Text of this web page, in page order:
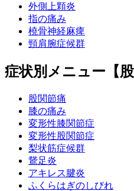
外側上顆炎
指の痛み
橈骨神経麻痺
頸肩腕症候群
症状別メニュー【
股関節痛
膝の痛み
変形性膝関節症
変形性股関節症
梨状筋症候群
鵞足炎
アキレス腱炎
ふくらはぎのしびれ